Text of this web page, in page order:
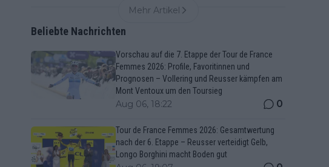
Mehr Artikel
Beliebte Nachrichten
Vorschau auf die 7. Etappe der Tour de France
Femmes 2026: Profile, Favoritinnen und
Prognosen – Vollering und Reusser kämpfen am
Mont Ventoux um den Toursieg
Aug 06, 18:22 0
Tour de France Femmes 2026: Gesamtwertung
nach der 6. Etappe – Reusser verteidigt Gelb,
Longo Borghini macht Boden gut